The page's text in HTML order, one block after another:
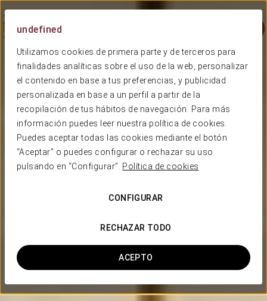
undefined
Utilizamos cookies de primera parte y de terceros para
finalidades analíticas sobre el uso de la web, personalizar
el contenido en base a tus preferencias, y publicidad
personalizada en base a un perfil a partir de la
recopilación de tus hábitos de navegación. Para más
información puedes leer nuestra política de cookies.
Puedes aceptar todas las cookies mediante el botón
“Aceptar” o puedes configurar o rechazar su uso
pulsando en “Configurar”. Política de cookies
CONFIGURAR
RECHAZAR TODO
ACEPTO